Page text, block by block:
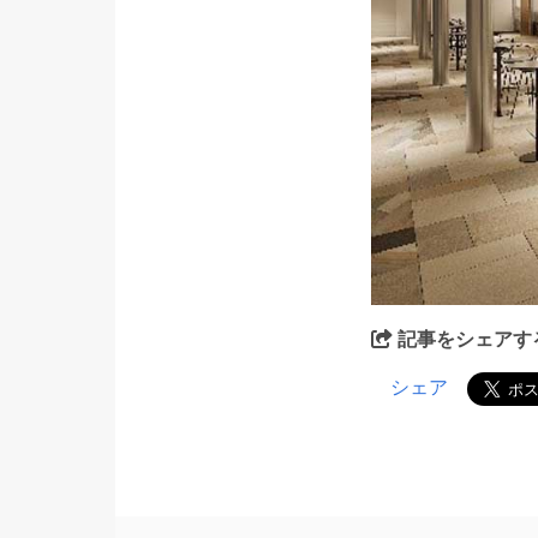
記事をシェアす
シェア